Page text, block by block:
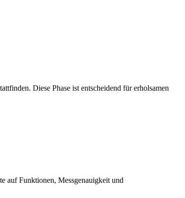
Diese Phase ist entscheidend für erholsamen
auf Funktionen, Messgenauigkeit und